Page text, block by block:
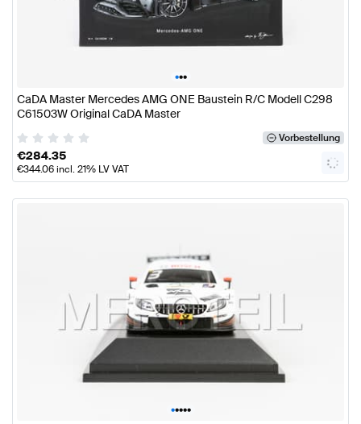
•••
CaDA Master Mercedes AMG ONE Baustein R/C Modell C298
C61503W Original CaDA Master
Vorbestellung
€284.35
€344.06incl. 21% LV VAT
•••••